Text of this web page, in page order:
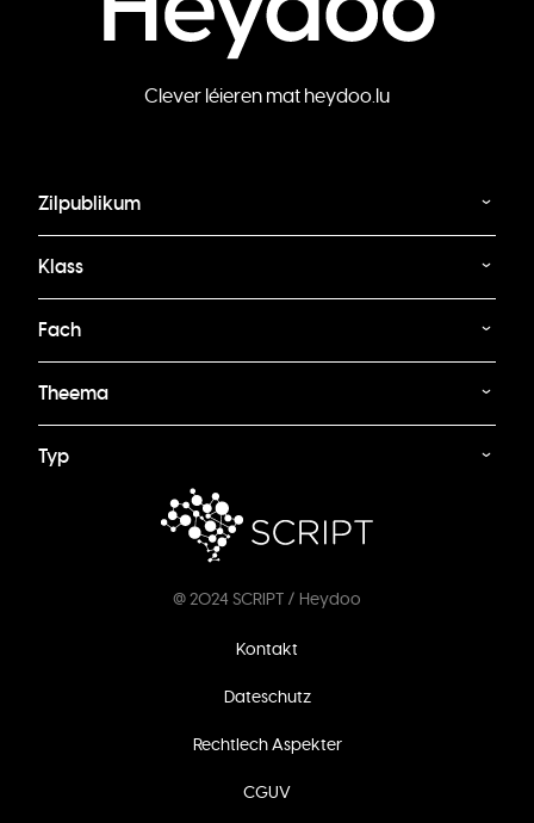
Clever léieren mat heydoo.lu
Zilpublikum
Klass
Fach
Theema
Typ
@ 2024 SCRIPT / Heydoo
Kontakt
Dateschutz
Rechtlech Aspekter
CGUV